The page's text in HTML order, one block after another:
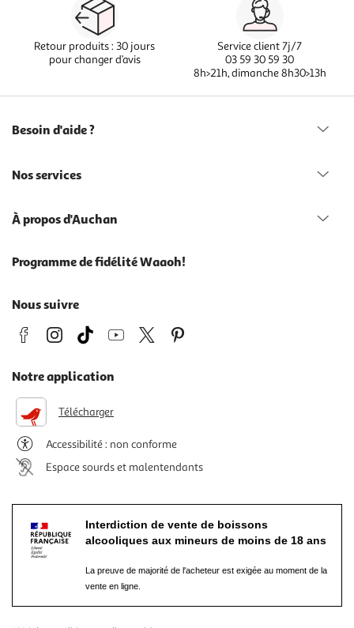
Retour produits : 30 jours
pour changer d’avis
Service client 7j/7
03 59 30 59 30
8h>21h, dimanche 8h30>13h
Besoin d'aide ?
Nos services
À propos d'Auchan
Programme de fidélité Waaoh!
Nous suivre
Notre application
Télécharger
Accessibilité : non conforme
Espace sourds et malentendants
Interdiction de vente de boissons
alcooliques aux mineurs de moins de 18 ans
La preuve de majorité de l'acheteur est exigée au moment de la
vente en ligne.